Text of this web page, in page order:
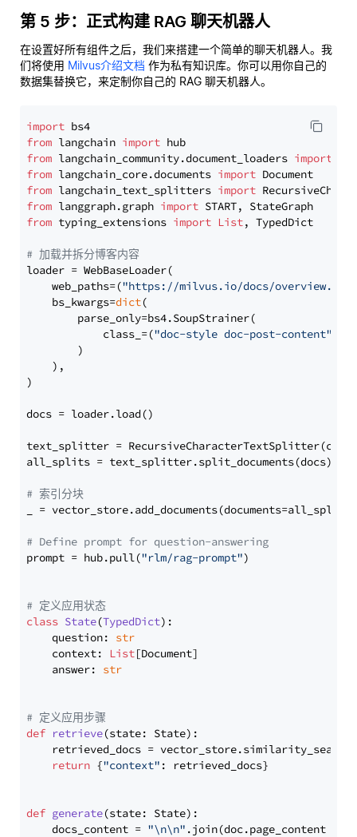
第 5 步：正式构建 RAG 聊天机器人
在设置好所有组件之后，我们来搭建一个简单的聊天机器人。我
们将使用 Milvus介绍文档 作为私有知识库。你可以用你自己的
数据集替换它，来定制你自己的 RAG 聊天机器人。
import
from langchain import
from langchain_community.document_loaders import
from langchain_core.documents import
from langchain_text_splitters import
from langgraph.graph import
from typing_extensions import List, TypedDict
# 加载并拆分博客内容
loader = WebBaseLoader(
    web_paths=(
"https://milvus.io/docs/overview.md"
    bs_kwargs=
dict(
        parse_only=bs4.SoupStrainer(
            class_=(
"doc-style doc-post-content"
        )
    ),
)
docs = loader.load()
text_splitter =
all_splits = text_splitter.split_documents(docs)
# 索引分块
_ = vector_store.add_documents(documents=all_splits)
# Define prompt for question-answering
prompt = hub.pull("rlm/rag-prompt")
# 定义应用状态
class State(TypedDict):
    question:
str
    context:
List[Document]
    answer:
str
# 定义应用步骤
def retrieve(state: State):
retrieved_docs =
return {"context" : retrieved_docs}
def generate(state: State):
    docs_content =
"\n\n" .join(doc.page_content